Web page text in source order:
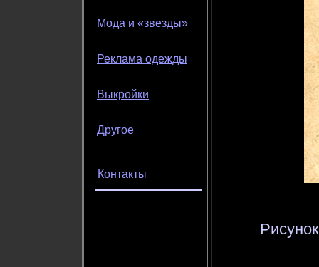
Мода и «звезды»
Реклама одежды
Выкройки
Другое
Контакты